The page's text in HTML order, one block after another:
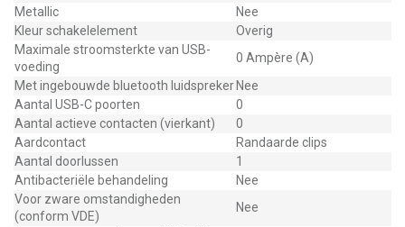
Metallic
Nee
Kleur schakelelement
Overig
Maximale stroomsterkte van USB-
voeding
0 Ampère (A)
Met ingebouwde bluetooth luidspreker Nee
Aantal USB-C poorten
0
Aantal actieve contacten (vierkant)
0
Aardcontact
Randaarde clips
Aantal doorlussen
1
Antibacteriële behandeling
Nee
Voor zware omstandigheden
(conform VDE)
Nee